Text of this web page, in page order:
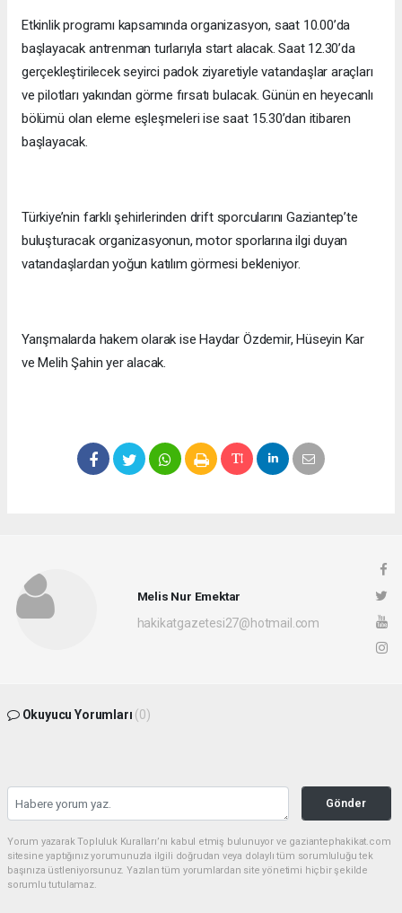
Etkinlik programı kapsamında organizasyon, saat 10.00’da
başlayacak antrenman turlarıyla start alacak. Saat 12.30’da
gerçekleştirilecek seyirci padok ziyaretiyle vatandaşlar araçları
ve pilotları yakından görme fırsatı bulacak. Günün en heyecanlı
bölümü olan eleme eşleşmeleri ise saat 15.30’dan itibaren
başlayacak.
Türkiye’nin farklı şehirlerinden drift sporcularını Gaziantep’te
buluşturacak organizasyonun, motor sporlarına ilgi duyan
vatandaşlardan yoğun katılım görmesi bekleniyor.
Yarışmalarda hakem olarak ise Haydar Özdemir, Hüseyin Kar
ve Melih Şahin yer alacak.
Melis Nur Emektar
hakikatgazetesi27@hotmail.com
Okuyucu Yorumları (0)
Gönder
Yorum yazarak Topluluk Kuralları’nı kabul etmiş bulunuyor ve gaziantephakikat.com
sitesine yaptığınız yorumunuzla ilgili doğrudan veya dolaylı tüm sorumluluğu tek
başınıza üstleniyorsunuz. Yazılan tüm yorumlardan site yönetimi hiçbir şekilde
sorumlu tutulamaz.